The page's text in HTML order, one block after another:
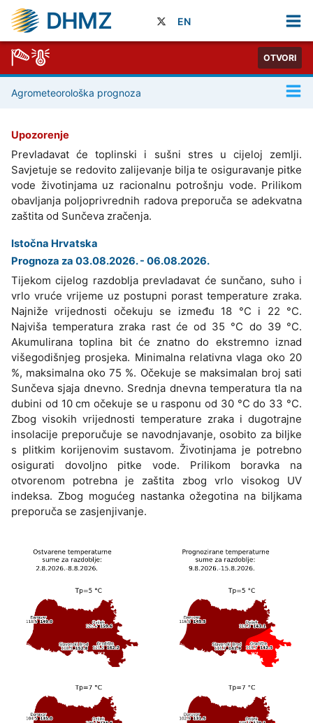
DHMZ EN
OTVORI
Agrometeorološka prognoza
Upozorenje
Prevladavat će toplinski i sušni stres u cijeloj zemlji.
Savjetuje se redovito zalijevanje bilja te osiguravanje pitke
vode životinjama uz racionalnu potrošnju vode. Prilikom
obavljanja poljoprivrednih radova preporuča se adekvatna
zaštita od Sunčeva zračenja.
Istočna Hrvatska
Prognoza za 03.08.2026. - 06.08.2026.
Tijekom cijelog razdoblja prevladavat će sunčano, suho i
vrlo vruće vrijeme uz postupni porast temperature zraka.
Najniže vrijednosti očekuju se između 18 °C i 22 °C.
Najviša temperatura zraka rast će od 35 °C do 39 °C.
Akumulirana toplina bit će znatno do ekstremno iznad
višegodišnjeg prosjeka. Minimalna relativna vlaga oko 20
%, maksimalna oko 75 %. Očekuje se maksimalan broj sati
Sunčeva sjaja dnevno. Srednja dnevna temperatura tla na
dubini od 10 cm očekuje se u rasponu od 30 °C do 33 °C.
Zbog visokih vrijednosti temperature zraka i dugotrajne
insolacije preporučuje se navodnjavanje, osobito za biljke
s plitkim korijenovim sustavom. Životinjama je potrebno
osigurati dovoljno pitke vode. Prilikom boravka na
otvorenom potrebna je zaštita zbog vrlo visokog UV
indeksa. Zbog mogućeg nastanka ožegotina na biljkama
preporuča se zasjenjivanje.